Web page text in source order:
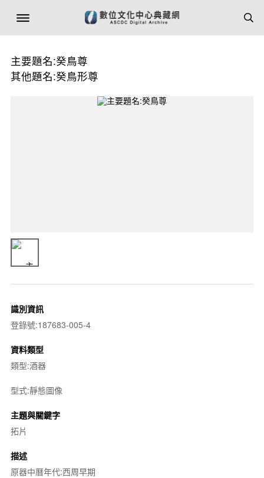
主要題名:癸鳥尊
其他題名:癸鳥形尊
識別資訊
登錄號:187683-005-4
資料類型
類型:酒器
型式:靜態圖像
主題與關鍵字
拓片
描述
原器中曆年代:西周早期